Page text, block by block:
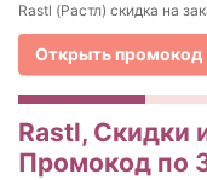
Rastl (Растл) скидка на
Открыть промокод
Rastl, Скидки
Промокод по